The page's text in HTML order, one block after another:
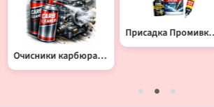
Очисники карбюратора
Присадка Промивка Клей